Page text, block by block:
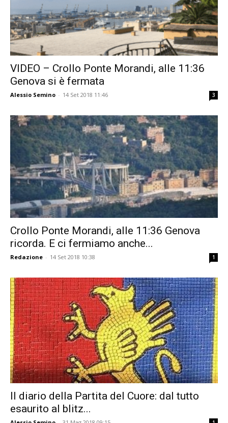
VIDEO – Crollo Ponte Morandi, alle 11:36
Genova si è fermata
Alessio Semino - 14 Set 2018 11:46 3
Crollo Ponte Morandi, alle 11:36 Genova
ricorda. E ci fermiamo anche...
Redazione - 14 Set 2018 10:38 1
Il diario della Partita del Cuore: dal tutto
esaurito al blitz...